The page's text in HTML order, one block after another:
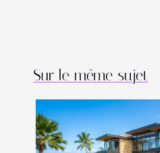
Sur le même sujet